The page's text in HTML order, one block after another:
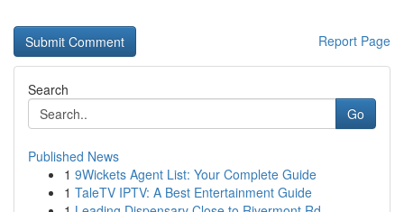
Report Page
Search
Go
Published News
1 9Wickets Agent List: Your Complete Guide
1 TaleTV IPTV: A Best Entertainment Guide